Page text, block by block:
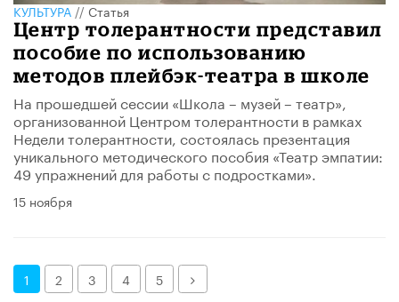
КУЛЬТУРА//Статья
Центр толерантности представил
пособие по использованию
методов плейбэк-театра в школе
На прошедшей сессии «Школа – музей – театр»,
организованной Центром толерантности в рамках
Недели толерантности, состоялась презентация
уникального методического пособия «Театр эмпатии:
49 упражнений для работы с подростками».
15 ноября
1 2 3 4 5 Далее